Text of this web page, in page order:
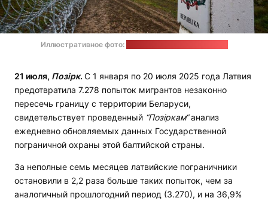
Иллюстративное фото:
21 июля, Позірк. С 1 января по 20 июля 2025 года Латвия
предотвратила 7.278 попыток мигрантов незаконно
пересечь границу с территории Беларуси,
свидетельствует проведенный “Позіркам“анализ
ежедневно обновляемых данных Государственной
пограничной охраны этой балтийской страны.
За неполные семь месяцев латвийские пограничники
остановили в 2,2 раза больше таких попыток, чем за
аналогичный прошлогодний период (3.270), и на 36,9%